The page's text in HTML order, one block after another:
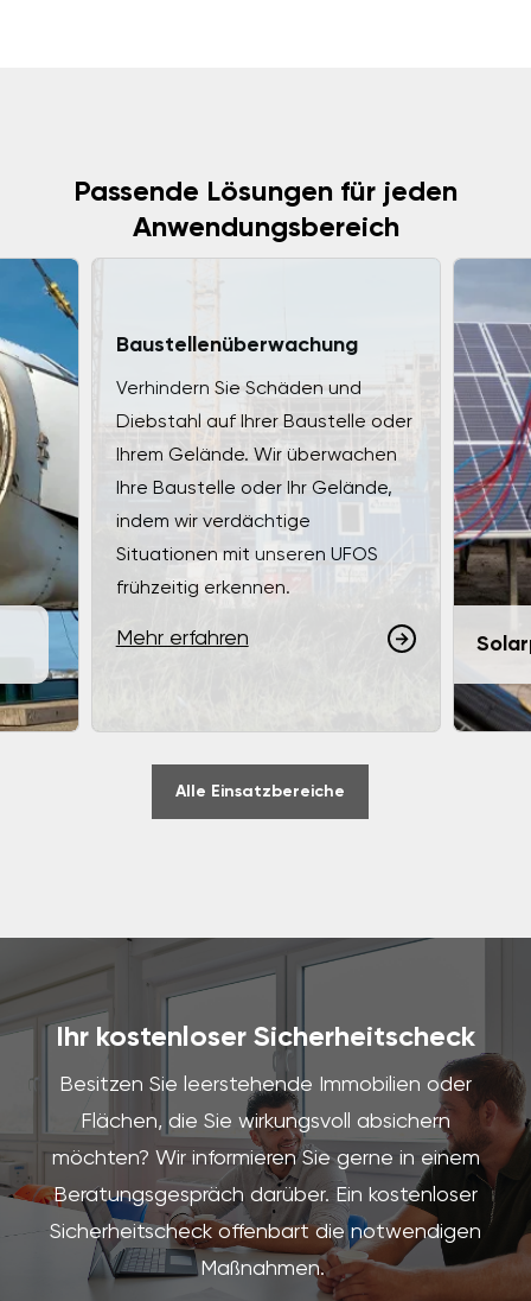
Passende Lösungen für jeden
Anwendungsbereich
Baustellenüberwachung
Verhindern Sie Schäden und
Diebstahl auf Ihrer Baustelle oder
Ihrem Gelände. Wir überwachen
Ihre Baustelle oder Ihr Gelände,
indem wir verdächtige
Situationen mit unseren UFOS
frühzeitig erkennen.
Mehr erfahren
Alle Einsatzbereiche
Ihr kostenloser Sicherheitscheck
Besitzen Sie leerstehende Immobilien oder
Flächen, die Sie wirkungsvoll absichern
möchten? Wir informieren Sie gerne in einem
Beratungsgespräch darüber. Ein kostenloser
Sicherheitscheck offenbart die notwendigen
Maßnahmen.